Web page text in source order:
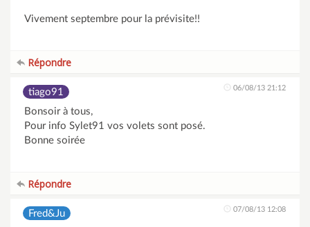
Vivement septembre pour la prévisite!!
Répondre
tiago91 06/08/13 21:12
Bonsoir à tous,
Pour info Sylet91 vos volets sont posé.
Bonne soirée
Répondre
Fred&Ju 07/08/13 12:08